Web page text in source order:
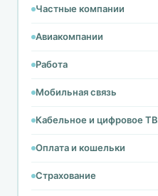
Частные компании
Авиакомпании
Работа
Мобильная связь
Кабельное и цифровое ТВ
Оплата и кошельки
Страхование